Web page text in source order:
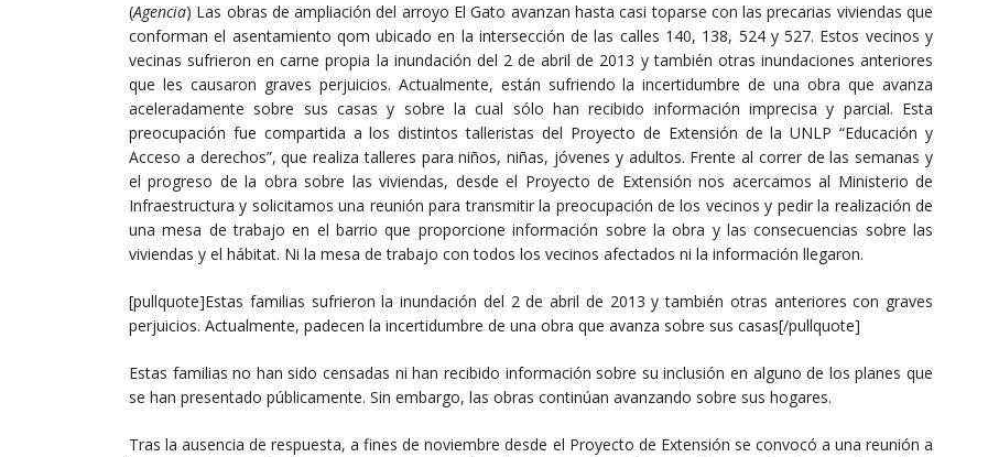
(Agencia) Las obras de ampliación del arroyo El Gato avanzan hasta casi toparse con las precarias viviendas que
conforman el asentamiento qom ubicado en la intersección de las calles 140, 138, 524 y 527. Estos vecinos y
vecinas sufrieron en carne propia la inundación del 2 de abril de 2013 y también otras inundaciones anteriores
que les causaron graves perjuicios. Actualmente, están sufriendo la incertidumbre de una obra que avanza
aceleradamente sobre sus casas y sobre la cual sólo han recibido información imprecisa y parcial. Esta
preocupación fue compartida a los distintos talleristas del Proyecto de Extensión de la UNLP “Educación y
Acceso a derechos”, que realiza talleres para niños, niñas, jóvenes y adultos. Frente al correr de las semanas y
el progreso de la obra sobre las viviendas, desde el Proyecto de Extensión nos acercamos al Ministerio de
Infraestructura y solicitamos una reunión para transmitir la preocupación de los vecinos y pedir la realización de
una mesa de trabajo en el barrio que proporcione información sobre la obra y las consecuencias sobre las
viviendas y el hábitat. Ni la mesa de trabajo con todos los vecinos afectados ni la información llegaron.
[pullquote]Estas familias sufrieron la inundación del 2 de abril de 2013 y también otras anteriores con graves
perjuicios. Actualmente, padecen la incertidumbre de una obra que avanza sobre sus casas[/pullquote]
Estas familias no han sido censadas ni han recibido información sobre su inclusión en alguno de los planes que
se han presentado públicamente. Sin embargo, las obras continúan avanzando sobre sus hogares.
Tras la ausencia de respuesta, a fines de noviembre desde el Proyecto de Extensión se convocó a una reunión a